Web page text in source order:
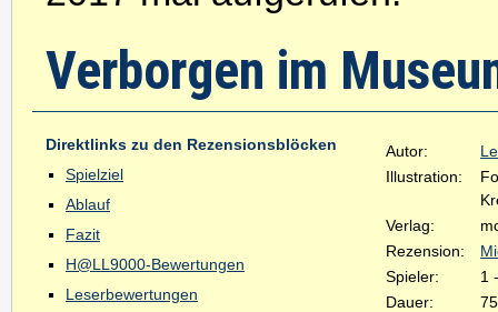
Verborgen im
Direktlinks zu den Rezensionsblöcken
Spielziel
Ablauf
Fazit
H@LL9000-Bewertungen
Leserbewertungen
Autor:
Illustration:
Verlag:
Rezension:
Spieler:
1
Dauer: